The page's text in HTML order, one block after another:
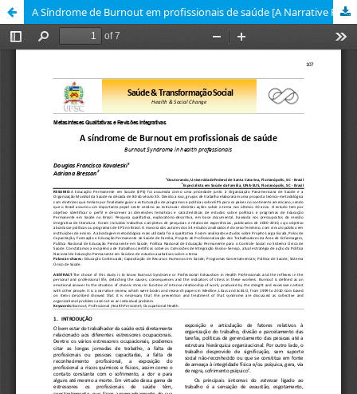
A Síndrome de Burnout em profissionais de saúde [A Narrative Review of Burnout Syndrome in health professionals]